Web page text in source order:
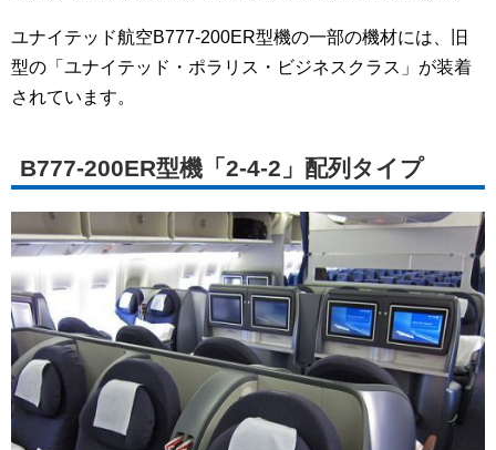
ユナイテッド航空B777-200ER型機の一部の機材には、旧
型の「ユナイテッド・ポラリス・ビジネスクラス」が装着
されています。
B777-200ER型機「2-4-2」配列タイプ